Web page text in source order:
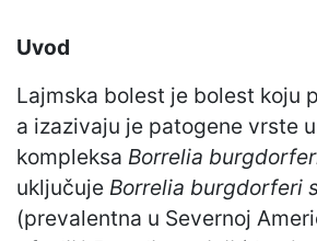
Uvod
Lajmska bolest je bolest koju
a izazivaju je patogene vrste
kompleksa Borrelia
uključuje Borrelia burgdorferi
(prevalentna u Severnoj